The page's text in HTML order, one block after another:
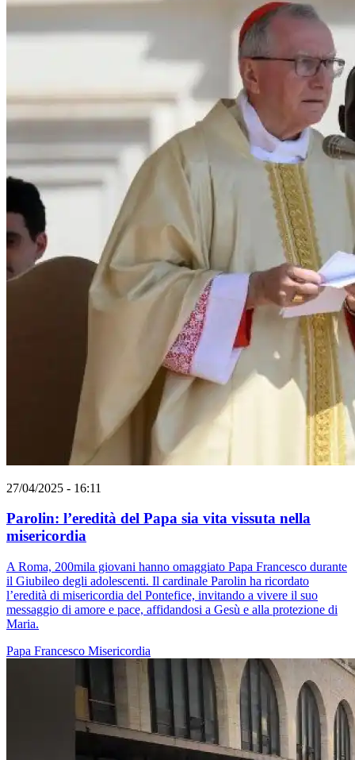
27/04/2025 - 16:11
Parolin: l’eredità del Papa sia vita vissuta nella
misericordia
A Roma, 200mila giovani hanno omaggiato Papa Francesco durante
il Giubileo degli adolescenti. Il cardinale Parolin ha ricordato
l’eredità di misericordia del Pontefice, invitando a vivere il suo
messaggio di amore e pace, affidandosi a Gesù e alla protezione di
Maria.
Papa Francesco Misericordia